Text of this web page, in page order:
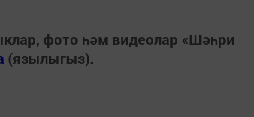
фото һәм видеолар «Шәһри
(язылыгыз).